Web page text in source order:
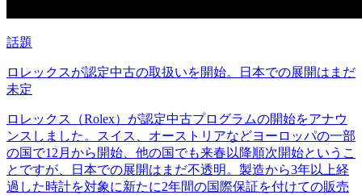
話題
ロレックスが認定中古の取扱いを開始。日本での展開はまだ
未定
ロレックス（Rolex）が認定中古プログラムの開始をアナウ
ンスしました。スイス、オーストリアなどヨーロッパの一部
の国で12月から開始、他の国でも来春以降順次開始というこ
とですが、日本での展開はまだ不透明。製造から3年以上経
過した時計を対象に新たに2年間の国際保証を付けての販売